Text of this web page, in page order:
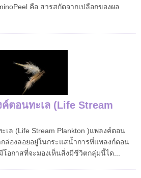
คือ สารสกัดจากเปลือกของผล
ตอนทะเล (Life Stream
เล (Life Stream Plankton )แพลงค์ตอน
ล่องลอยอยู่ในกระแสน้ำการที่แพลงก์ตอน
อกาสที่จะมองเห็นสิ่งมีชีวิตกลุ่มนี้ได...